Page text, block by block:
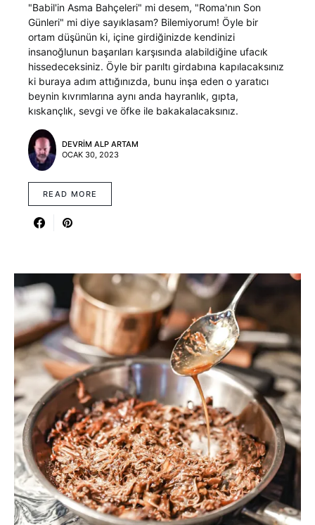
"Babil'in Asma Bahçeleri" mi desem, "Roma'nın Son
Günleri" mi diye sayıklasam? Bilemiyorum! Öyle bir
ortam düşünün ki, içine girdiğinizde kendinizi
insanoğlunun başarıları karşısında alabildiğine ufacık
hissedeceksiniz. Öyle bir parıltı girdabına kapılacaksınız
ki buraya adım attığınızda, bunu inşa eden o yaratıcı
beynin kıvrımlarına aynı anda hayranlık, gıpta,
kıskançlık, sevgi ve öfke ile bakakalacaksınız.
DEVRIM ALP ARTAM
OCAK 30, 2023
READ MORE